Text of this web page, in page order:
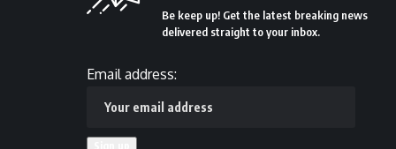
Be keep up! Get the latest breaking news
delivered straight to your inbox.
Email address: